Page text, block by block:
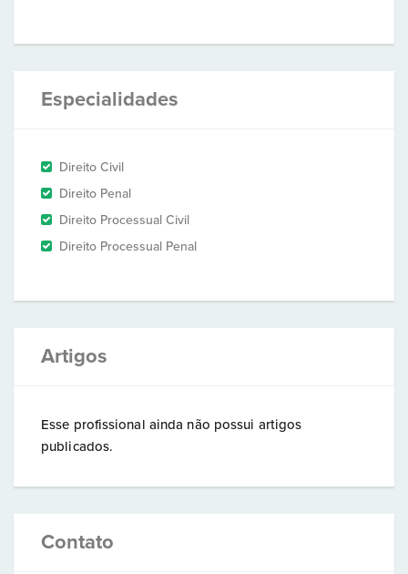
Especialidades
Direito Civil
Direito Penal
Direito Processual Civil
Direito Processual Penal
Artigos
Esse profissional ainda não possui artigos
publicados.
Contato